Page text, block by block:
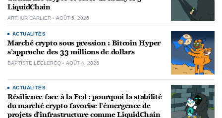
LiquidChain
ARTHUR CARLIER AOÛT 5, 2026
ACTUALITÉS
Marché crypto sous pression : Bitcoin Hyper
s’approche des 33 millions de dollars
BAPTISTE LECLERCQ AOÛT 4, 2026
ACTUALITÉS
Résilience face à la Fed : pourquoi la stabilité
du marché crypto favorise l’émergence de
projets d’infrastructure comme LiquidChain